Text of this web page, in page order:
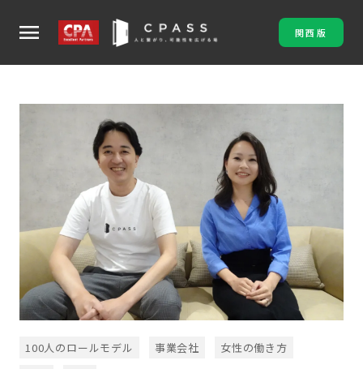
menu 関西版
100人のロールモデル 事業会社
女性の働き方